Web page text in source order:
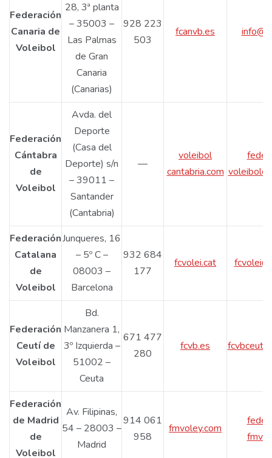
Federación
Canaria de
Voleibol
28, 3ª planta
– 35003 –
Las Palmas
de Gran
Canaria
(Canarias)
928 223
503
fcanvb.es
Federación
Cántabra
de
Voleibol
Avda. del
Deporte
(Casa del
Deporte) s/n
– 39011 –
Santander
(Cantabria)
—
voleibol
cantabria.com
Federación
Catalana
de
Voleibol
Junqueres, 16
– 5º C –
08003 –
Barcelona
932 684
177
fcvolei.cat
Federación
Ceutí de
Voleibol
Bd.
Manzanera 1,
3º Izquierda –
51002 –
Ceuta
671 477
280
fcvb.es
Federación
de Madrid
de
Voleibol
Av. Filipinas,
54 – 28003 –
Madrid
914 061
958
fmvoley.com